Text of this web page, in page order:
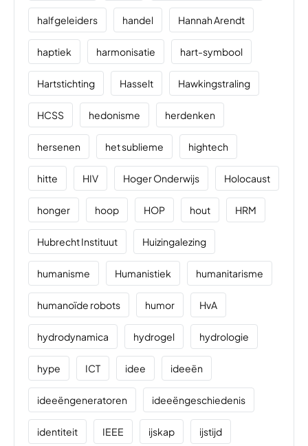
halfgeleiders handel Hannah Arendt
haptiek harmonisatie hart-symbool
Hartstichting Hasselt Hawkingstraling
HCSS hedonisme herdenken
hersenen het sublieme hightech
hitte HIV Hoger Onderwijs Holocaust
honger hoop HOP hout HRM
Hubrecht Instituut Huizingalezing
humanisme Humanistiek humanitarisme
humanoïde robots humor HvA
hydrodynamica hydrogel hydrologie
hype ICT idee ideeën
ideeëngeneratoren ideeëngeschiedenis
identiteit IEEE ijskap ijstijd